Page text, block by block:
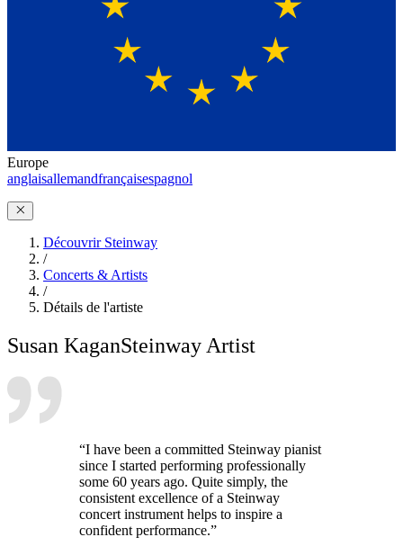
Europe
anglaisallemandfrançaisespagnol
Découvrir Steinway
/
Concerts & Artists
/
Détails de l'artiste
Susan KaganSteinway Artist
“I have been a committed Steinway pianist
since I started performing professionally
some 60 years ago. Quite simply, the
consistent excellence of a Steinway
concert instrument helps to inspire a
confident performance.”